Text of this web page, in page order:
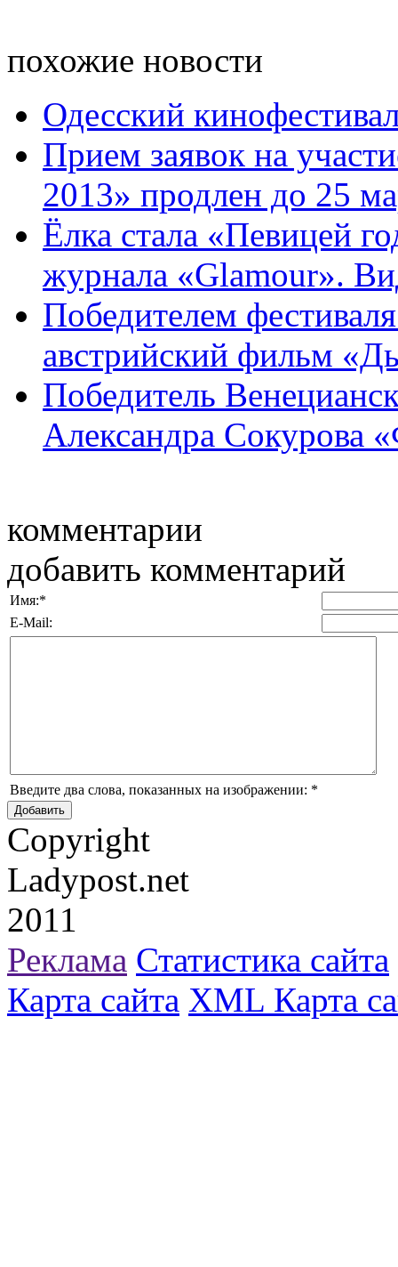
похожие новости
Одесский
Прием заявок на
2013» продлен до 25
Ёлка стала «Певицей
журнала «Glamour».
Победителем
австрийский фильм
Победитель
Александра Сокурова
комментарии
добавить комментарий
Имя:*
E-Mail:
Введите два слова, показанных на изображении: *
Copyright
Ladypost.net
2011
Реклама Статистика сайта
Карта сайта XML Карта